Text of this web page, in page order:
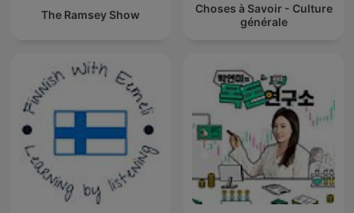
The Ramsey Show
Choses à Savoir - Culture
générale